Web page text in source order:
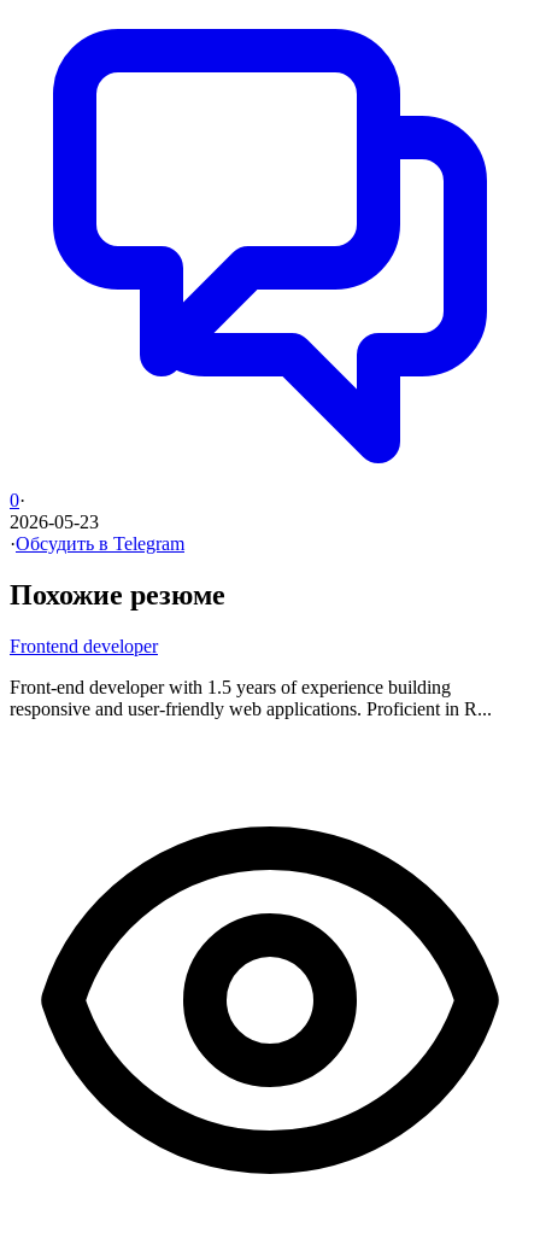
0·
2026-05-23
·Обсудить в Telegram
Похожие резюме
Frontend developer
Front-end developer with 1.5 years of experience building
responsive and user-friendly web applications. Proficient in R...